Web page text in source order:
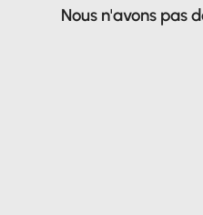
Nous n'avons pas